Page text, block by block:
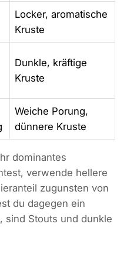
Locker, aromatische
Kruste
Dunkle, kräftige
Kruste
Weiche Porung,
dünnere Kruste
dominantes
verwende hellere
zugunsten von
du dagegen ein
sind Stouts und dunkle